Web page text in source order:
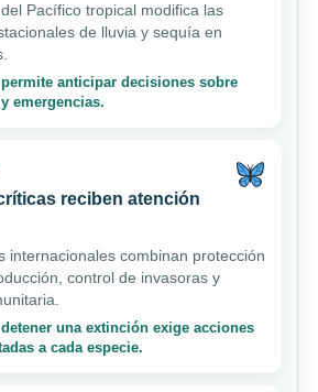
Pacífico tropical modifica las
de lluvia y sequía en
anticipar decisiones sobre
emergencias.
reciben atención
internacionales combinan protección
control de invasoras y
una extinción exige acciones
a cada especie.